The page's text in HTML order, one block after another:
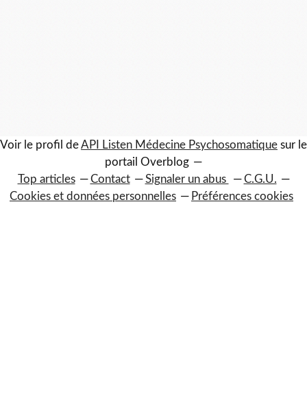
Voir le profil deAPI Listen Médecine Psychosomatique sur le
portail Overblog
Top articles
Contact Signaler un abus
C.G.U.
Cookies et données personnelles
Préférences cookies